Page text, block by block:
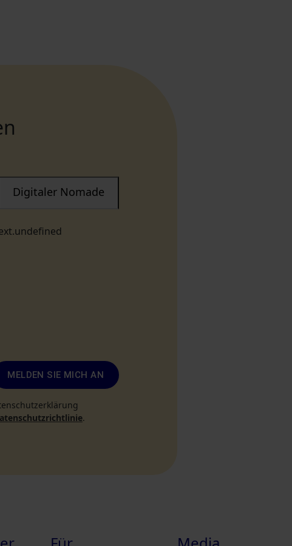
Digitaler Nomade
MELDEN SIE MICH AN
.